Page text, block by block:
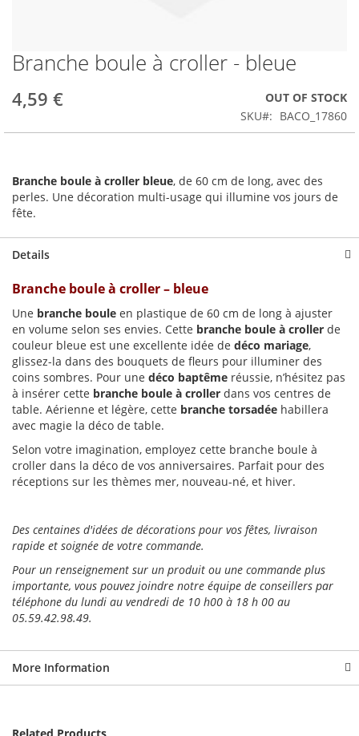
Skip
to
the
beginning
Branche boule à croller - bleue
4,59 €
OUT OF STOCK
SKU
BACO_17860
Branche boule à croller bleue, de 60 cm de long, avec des
perles. Une décoration multi-usage qui illumine vos jours de
fête.
Details
Branche boule à croller – bleue
Une branche boule en plastique de 60 cm de long à ajuster
en volume selon ses envies. Cette branche boule à croller de
couleur bleue est une excellente idée de déco mariage,
glissez-la dans des bouquets de fleurs pour illuminer des
coins sombres. Pour une déco baptême réussie, n’hésitez pas
à insérer cette branche boule à croller dans vos centres de
table. Aérienne et légère, cette branche torsadée habillera
avec magie la déco de table.
Selon votre imagination, employez cette branche boule à
croller dans la déco de vos anniversaires. Parfait pour des
réceptions sur les thèmes mer, nouveau-né, et hiver.
Des centaines d'idées de décorations pour vos fêtes, livraison
rapide et soignée de votre commande.
Pour un renseignement sur un produit ou une commande plus
importante, vous pouvez joindre notre équipe de conseillers par
téléphone du lundi au vendredi de 10 h00 à 18 h 00 au
05.59.42.98.49.
More Information